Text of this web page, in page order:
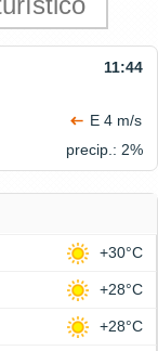
11:44
E 4 m/s
precip.: 2%
+30°C
+28°C
+28°C